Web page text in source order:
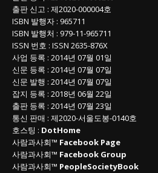
출판 신고 : 제2020-000004호
ISBN 발행자 : 965711
ISBN 발행처 : 979-11-965711
ISSN 번호 : ISSN 2635-876X
사업 등록 : 2014년 07월 01일
신문 등록 : 2014년 07월 07일
신문 발행 : 2014년 07월 07일
잡지 등록 : 2018년 06월 22일
출판 등록 : 2014년 07월 23일
통신 판매 : 제2020-서울도봉-0140호
호스팅 : DotHome
사람과사회™ Facebook Page
사람과사회™ Facebook Group
사람과사회™ PeopleSocietyBook